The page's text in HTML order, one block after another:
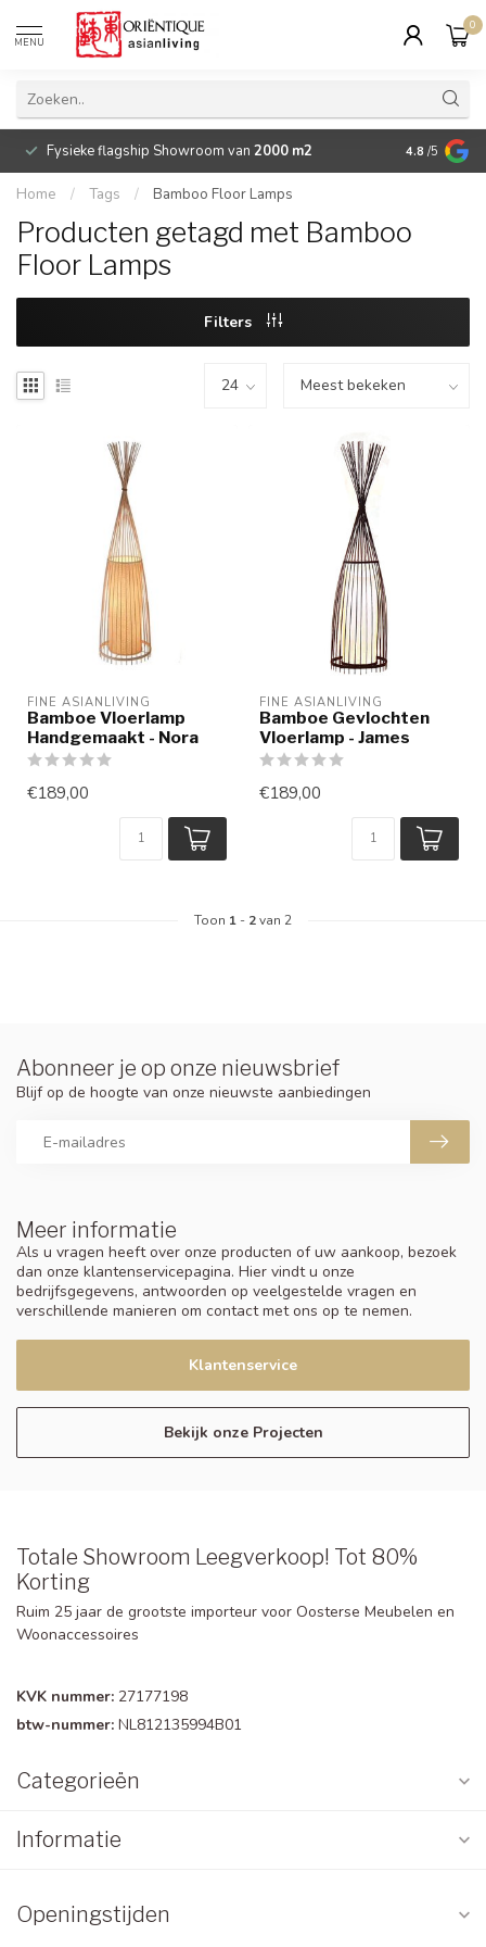
MENU
0
Fysieke flagship Showroom van 2000 m2 Betaalbare
4.8 /5
Home / Tags / Bamboo Floor Lamps
Producten getagd met Bamboo
Floor Lamps
Filters
FINE ASIANLIVING
Bamboe Vloerlamp
Handgemaakt - Nora
€189,00
FINE ASIANLIVING
Bamboe Gevlochten
Vloerlamp - James
€189,00
Toon 1 - 2van 2
Meer informatie
Als u vragen heeft over onze producten of uw aankoop, bezoek
dan onze klantenservicepagina. Hier vindt u onze
bedrijfsgegevens, antwoorden op veelgestelde vragen en
verschillende manieren om contact met ons op te nemen.
Klantenservice
Bekijk onze Projecten
Abonneer je op onze nieuwsbrief
Blijf op de hoogte van onze nieuwste aanbiedingen
Totale Showroom Leegverkoop! Tot 80%
Korting
Ruim 25 jaar de grootste importeur voor Oosterse Meubelen en
Woonaccessoires
KVK nummer: 27177198
btw-nummer: NL812135994B01
Categorieën
Informatie
Openingstijden